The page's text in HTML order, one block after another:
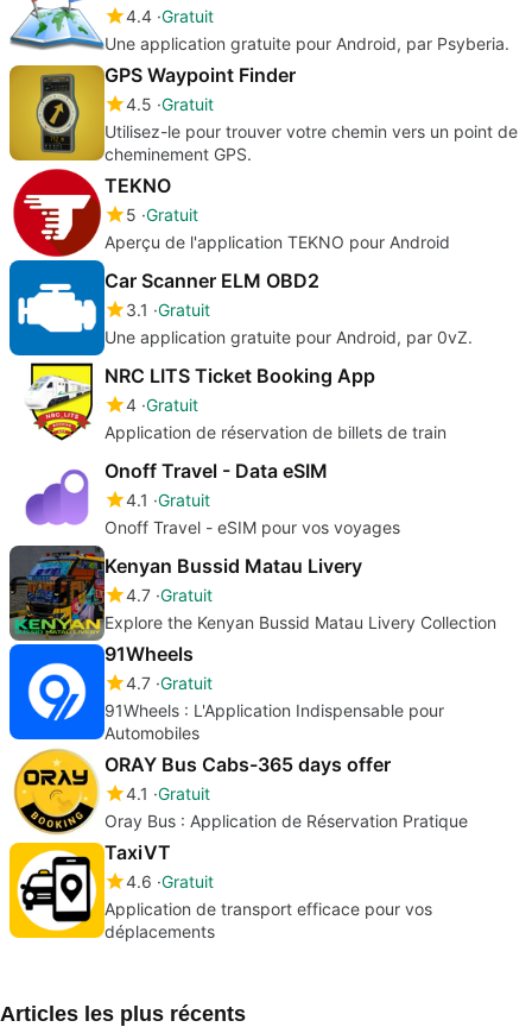
4.4 Gratuit
Une application gratuite pour Android, par Psyberia.
GPS Waypoint Finder
4.5 Gratuit
Utilisez-le pour trouver votre chemin vers un point de
cheminement GPS.
TEKNO
5 Gratuit
Aperçu de l'application TEKNO pour Android
Car Scanner ELM OBD2
3.1 Gratuit
Une application gratuite pour Android, par 0vZ.
NRC LITS Ticket Booking App
4 Gratuit
Application de réservation de billets de train
Onoff Travel - Data eSIM
4.1 Gratuit
Onoff Travel - eSIM pour vos voyages
Kenyan Bussid Matau Livery
4.7 Gratuit
Explore the Kenyan Bussid Matau Livery Collection
91Wheels
4.7 Gratuit
91Wheels : L'Application Indispensable pour
Automobiles
ORAY Bus Cabs-365 days offer
4.1 Gratuit
Oray Bus : Application de Réservation Pratique
TaxiVT
4.6 Gratuit
Application de transport efficace pour vos
déplacements
Articles les plus récents